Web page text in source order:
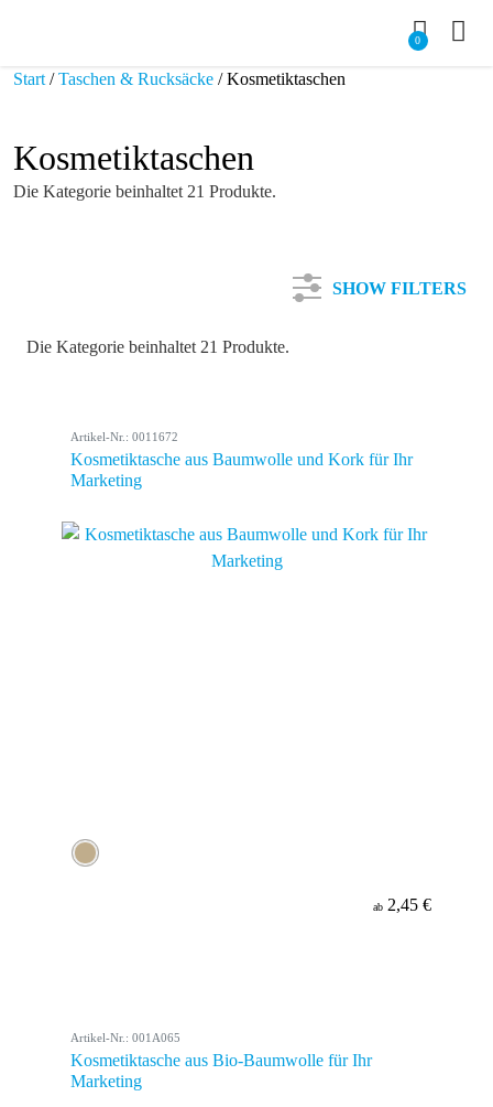
0
Start /Taschen & Rucksäcke / Kosmetiktaschen
Kosmetiktaschen
Die Kategorie beinhaltet 21 Produkte.
SHOW FILTERS
Farbe
Die Kategorie beinhaltet 21 Produkte.
Artikel-Nr.: 0011672
Kosmetiktasche aus Baumwolle und Kork für Ihr
Marketing
ab 2,45 €
Artikel-Nr.: 001A065
Kosmetiktasche aus Bio-Baumwolle für Ihr
Marketing